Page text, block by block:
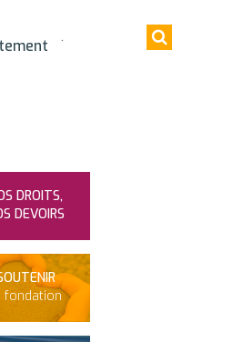
DROITS,
DEVOIRS
fondation